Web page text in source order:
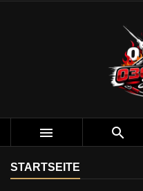
 
STARTSEITE